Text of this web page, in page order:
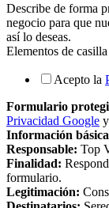
Describe de forma
negocio para que
así lo deseas.
Elementos de
Acepto la
Formulario
Privacidad Google y
Información
Responsable: Top
Finalidad:
formulario.
Legitimación: